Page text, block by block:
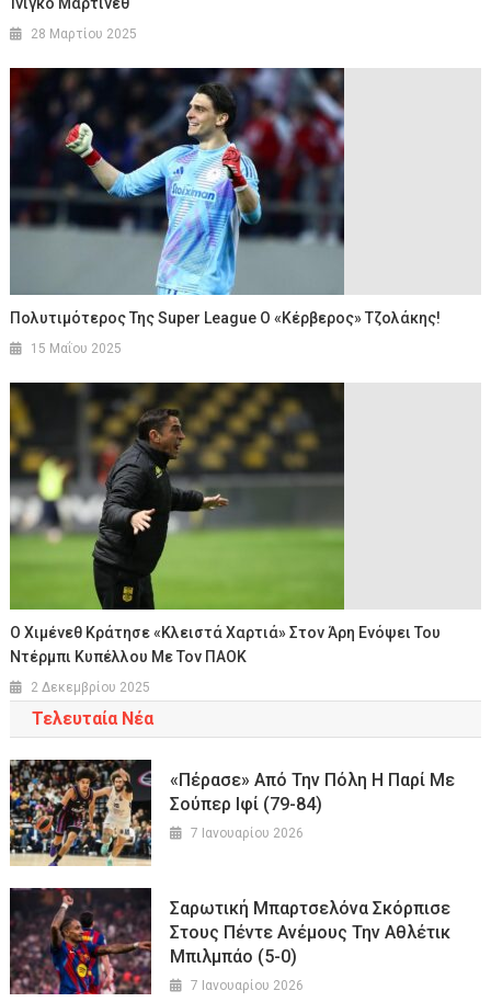
Ίνιγκο Μαρτίνεθ
28 Μαρτίου 2025
Πολυτιμότερος Της Super League Ο «κέρβερος» Τζολάκης!
15 Μαΐου 2025
Ο Χιμένεθ Κράτησε «κλειστά Χαρτιά» Στον Άρη Ενόψει Του
Ντέρμπι Κυπέλλου Με Τον ΠΑΟΚ
2 Δεκεμβρίου 2025
Τελευταία Νέα
«Πέρασε» Από Την Πόλη Η Παρί Με
Σούπερ Ιφί (79-84)
7 Ιανουαρίου 2026
Σαρωτική Μπαρτσελόνα Σκόρπισε
Στους Πέντε Ανέμους Την Αθλέτικ
Μπιλμπάο (5-0)
7 Ιανουαρίου 2026